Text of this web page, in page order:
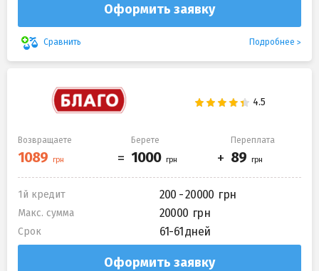
Оформить заявку
Сравнить Подробнее
Возвращаете Берете Переплата
1й кредит 200 - 20000
Макс. сумма 20000
Срок 61-61 дней
Оформить заявку